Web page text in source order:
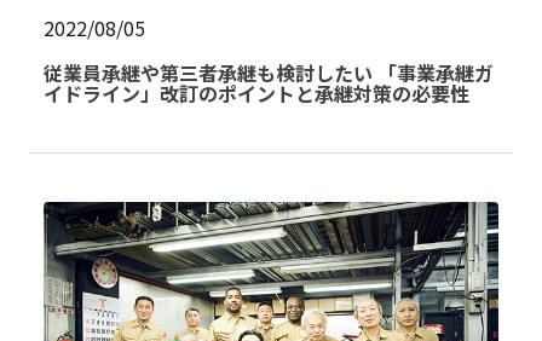
2022/08/05
従業員承継や第三者承継も検討したい 「事業承継ガ
イドライン」改訂のポイントと承継対策の必要性